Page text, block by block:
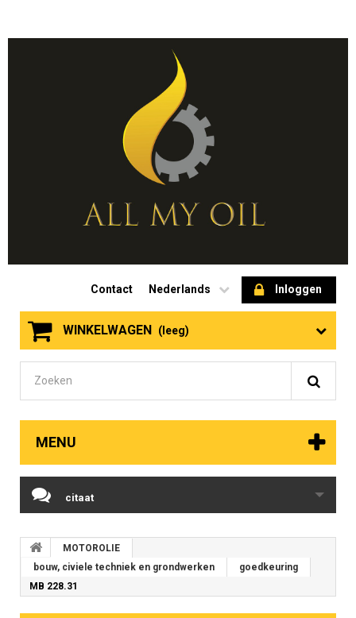
Inloggen
Nederlands
Contact
WINKELWAGEN (leeg)
MENU
citaat
MOTOROLIE
bouw, civiele techniek en grondwerken
goedkeuring
MB 228.31